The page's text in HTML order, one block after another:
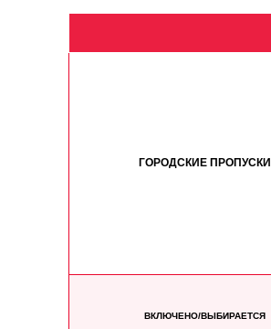
ГОРОДСКИЕ ПРОПУСКИ
ВКЛЮЧЕНО/ВЫБИРАЕТСЯ